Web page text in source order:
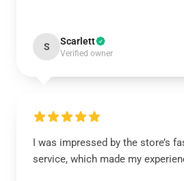
S Scarlett
Verified owner
I was impressed by the store’s
service, which made my